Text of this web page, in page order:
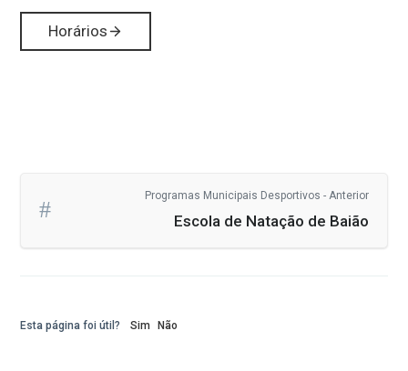
Horários
Programas Municipais Desportivos - Anterior
Escola de Natação de Baião
Esta página foi útil? Sim Não